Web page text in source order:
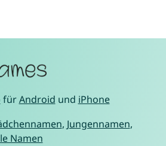
fürAndroid und iPhone
, Jungennamen,
Namen